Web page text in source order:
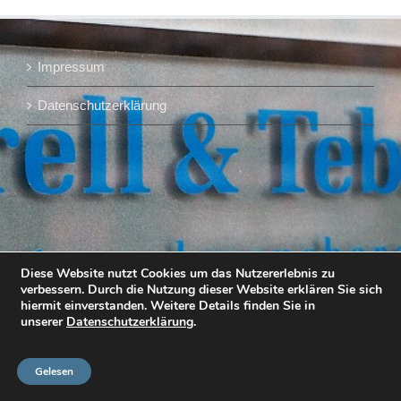
Impressum
Datenschutzerklärung
Diese Website nutzt Cookies um das Nutzererlebnis zu
verbessern. Durch die Nutzung dieser Website erklären Sie sich
hiermit einverstanden. Weitere Details finden Sie in
unserer Datenschutzerklärung.
Gelesen